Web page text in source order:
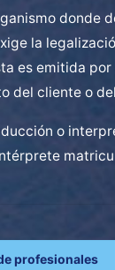
donde
la
es emitida por
del cliente o
o
profesionales